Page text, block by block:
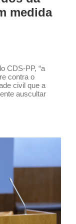
medida
CDS-PP, “a
contra o
civil que a
auscultar